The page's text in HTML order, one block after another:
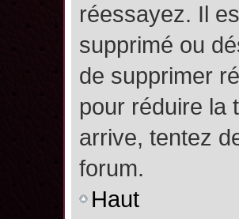
réessayez. Il
supprimé ou
de supprimer
pour réduire la
arrive, tentez
forum.
Haut